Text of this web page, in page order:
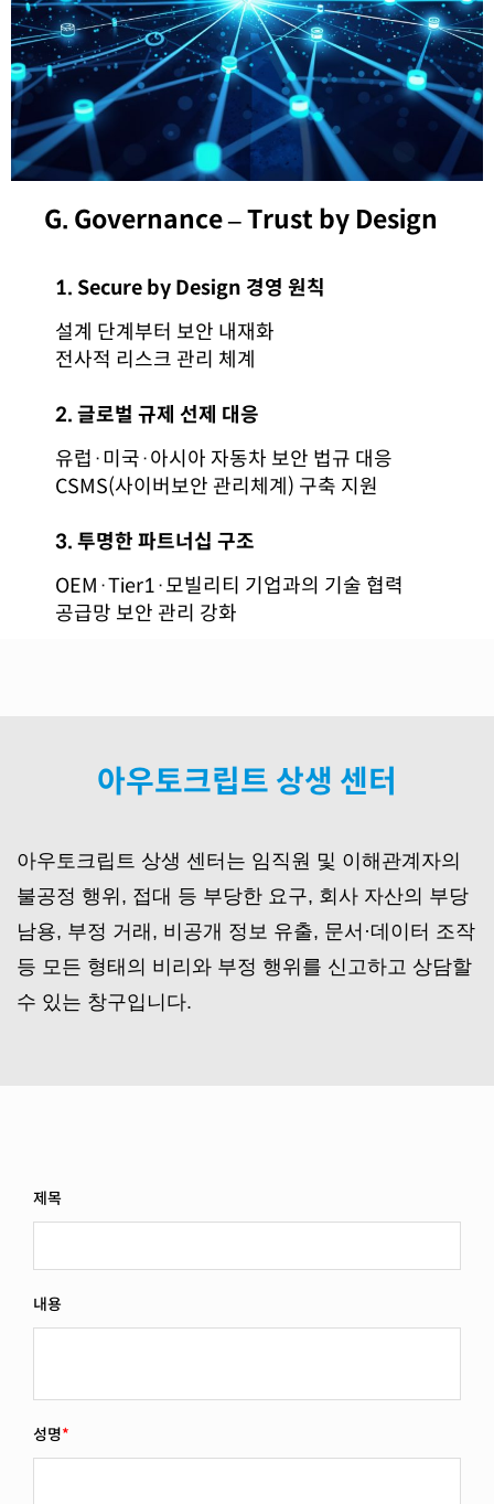
G. Governance – Trust by Design
1. Secure by Design 경영 원칙
설계 단계부터 보안 내재화
전사적 리스크 관리 체계
2. 글로벌 규제 선제 대응
유럽·미국·아시아 자동차 보안 법규 대응
CSMS(사이버보안 관리체계) 구축 지원
3. 투명한 파트너십 구조
OEM·Tier1·모빌리티 기업과의 기술 협력
공급망 보안 관리 강화
아우토크립트 상생 센터
아우토크립트 상생 센터는 임직원 및 이해관계자의
불공정 행위, 접대 등 부당한 요구, 회사 자산의 부당
남용, 부정 거래, 비공개 정보 유출, 문서·데이터 조작
등 모든 형태의 비리와 부정 행위를 신고하고 상담할
수 있는 창구입니다.
제목
내용
성명*